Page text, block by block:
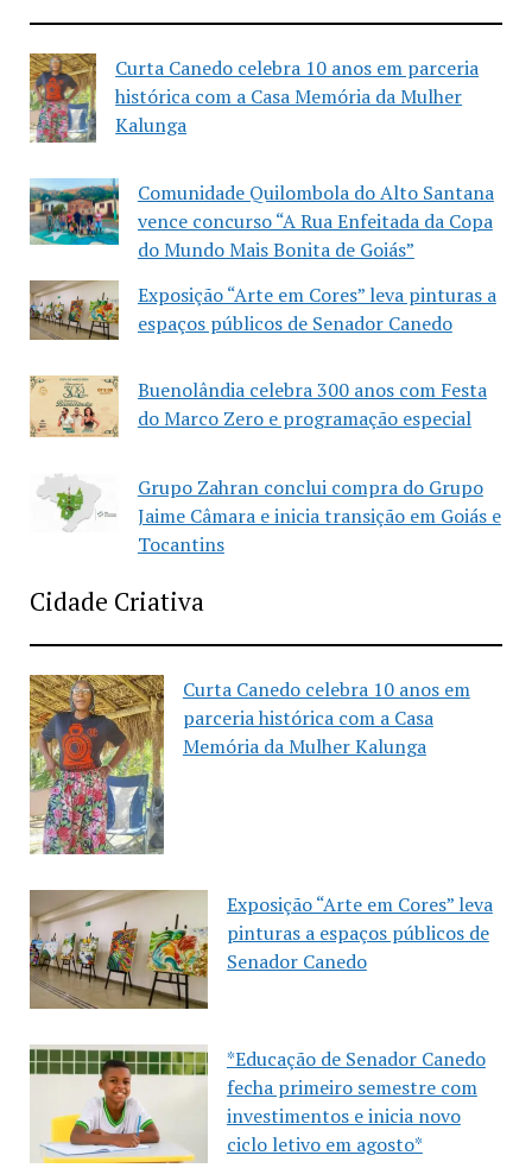
Curta Canedo celebra 10 anos em parceria
histórica com a Casa Memória da Mulher
Kalunga
Comunidade Quilombola do Alto Santana
vence concurso “A Rua Enfeitada da Copa
do Mundo Mais Bonita de Goiás”
Exposição “Arte em Cores” leva pinturas a
espaços públicos de Senador Canedo
Buenolândia celebra 300 anos com Festa
do Marco Zero e programação especial
Grupo Zahran conclui compra do Grupo
Jaime Câmara e inicia transição em Goiás e
Tocantins
Cidade Criativa
Curta Canedo celebra 10 anos em
parceria histórica com a Casa
Memória da Mulher Kalunga
Exposição “Arte em Cores” leva
pinturas a espaços públicos de
Senador Canedo
*Educação de Senador Canedo
fecha primeiro semestre com
investimentos e inicia novo
ciclo letivo em agosto*